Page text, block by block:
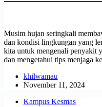
Musim hujan seringkali
dan kondisi lingkungan yang
kita untuk mengenali penyakit
dan mengetahui tips menjaga
khilwamau
November 11, 2024
Kampus Kesmas